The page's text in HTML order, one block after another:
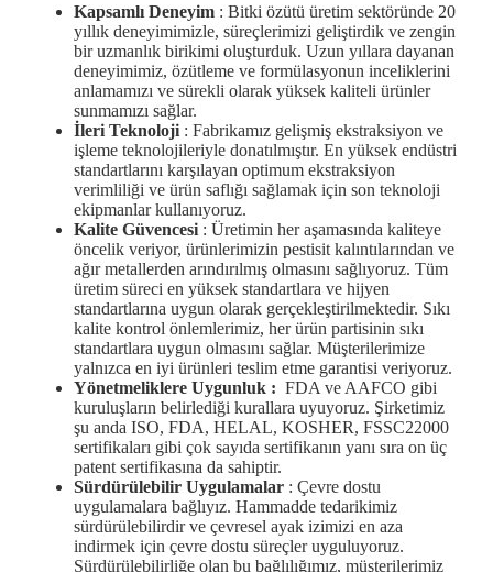
Kapsamlı Deneyim: Bitki özütü üretim sektöründe 20
yıllık deneyimimizle, süreçlerimizi geliştirdik ve zengin
bir uzmanlık birikimi oluşturduk. Uzun yıllara dayanan
deneyimimiz, özütleme ve formülasyonun inceliklerini
anlamamızı ve sürekli olarak yüksek kaliteli ürünler
sunmamızı sağlar.
İleri Teknoloji: Fabrikamız gelişmiş ekstraksiyon ve
işleme teknolojileriyle donatılmıştır. En yüksek endüstri
standartlarını karşılayan optimum ekstraksiyon
verimliliği ve ürün saflığı sağlamak için son teknoloji
ekipmanlar kullanıyoruz.
Kalite Güvencesi: Üretimin her aşamasında kaliteye
öncelik veriyor, ürünlerimizin pestisit kalıntılarından ve
ağır metallerden arındırılmış olmasını sağlıyoruz. Tüm
üretim süreci en yüksek standartlara ve hijyen
standartlarına uygun olarak gerçekleştirilmektedir. Sıkı
kalite kontrol önlemlerimiz, her ürün partisinin sıkı
standartlara uygun olmasını sağlar. Müşterilerimize
yalnızca en iyi ürünleri teslim etme garantisi veriyoruz.
Yönetmeliklere Uygunluk : FDA ve AAFCO gibi
kuruluşların belirlediği kurallara uyuyoruz. Şirketimiz
şu anda ISO, FDA, HELAL, KOSHER, FSSC22000
sertifikaları gibi çok sayıda sertifikanın yanı sıra on üç
patent sertifikasına da sahiptir.
Sürdürülebilir Uygulamalar: Çevre dostu
uygulamalara bağlıyız. Hammadde tedarikimiz
sürdürülebilirdir ve çevresel ayak izimizi en aza
indirmek için çevre dostu süreçler uyguluyoruz.
Sürdürülebilirliğe olan bu bağlılığımız, müşterilerimiz